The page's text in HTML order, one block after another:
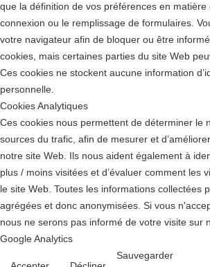
que la définition de vos préférences en matière
connexion ou le remplissage de formulaires.
votre navigateur afin de bloquer ou être
cookies, mais certaines parties du site Web
Ces cookies ne stockent aucune information
personnelle.
Cookies Analytiques
Ces cookies nous permettent de déterminer le
sources du trafic, afin de mesurer et
notre site Web. Ils nous aident également à
plus / moins visitées et d’évaluer comment les
le site Web. Toutes les informations collectées
agrégées et donc anonymisées. Si vous
nous ne serons pas informé de votre visite sur
Google Analytics
Sauvegarder